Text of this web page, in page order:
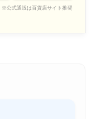
※公式通販は百貨店サイト推奨